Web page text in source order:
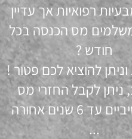
רפואיות אך עדיין
מס הכנסה בכל
חודש ?
וניתן להוציא לכם פטור !
ניתן לקבל החזרי מס
רטרואקטיביים עד 6 שנים אחורה
...